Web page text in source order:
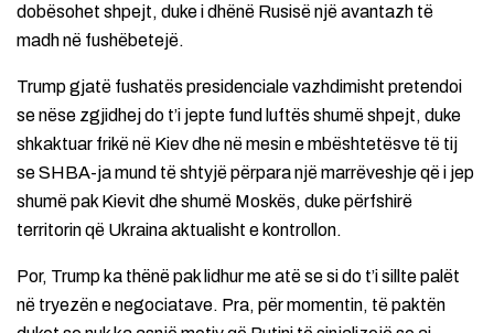
dobësohet shpejt, duke i dhënë Rusisë një avantazh të
madh në fushëbetejë.
Trump gjatë fushatës presidenciale vazhdimisht pretendoi
se nëse zgjidhej do t’i jepte fund luftës shumë shpejt, duke
shkaktuar frikë në Kiev dhe në mesin e mbështetësve të tij
se SHBA-ja mund të shtyjë përpara një marrëveshje që i jep
shumë pak Kievit dhe shumë Moskës, duke përfshirë
territorin që Ukraina aktualisht e kontrollon.
Por, Trump ka thënë pak lidhur me atë se si do t’i sillte palët
në tryezën e negociatave. Pra, për momentin, të paktën